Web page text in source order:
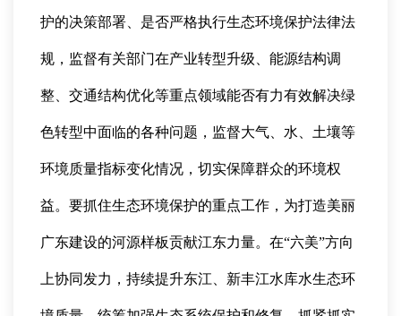
护的决策部署、是否严格执行生态环境保护法律法
规，监督有关部门在产业转型升级、能源结构调
整、交通结构优化等重点领域能否有力有效解决绿
色转型中面临的各种问题，监督大气、水、土壤等
环境质量指标变化情况，切实保障群众的环境权
益。要抓住生态环境保护的重点工作，为打造美丽
广东建设的河源样板贡献江东力量。在“六美”方向
上协同发力，持续提升东江、新丰江水库水生态环